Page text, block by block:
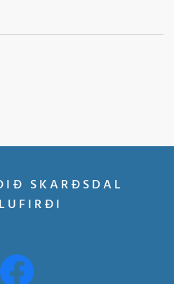
SKARÐSDAL